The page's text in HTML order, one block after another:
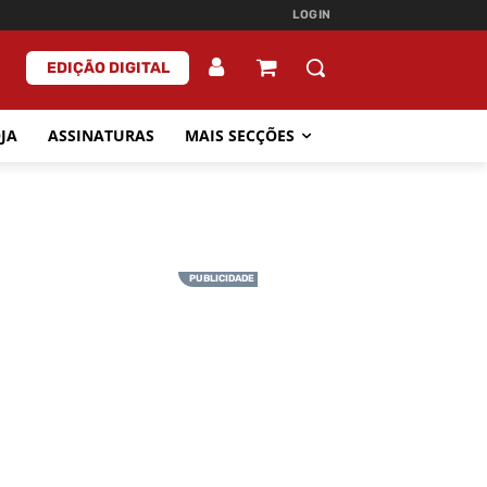
LOGIN
EDIÇÃO DIGITAL
ASSINATURAS MAIS SECÇÕES